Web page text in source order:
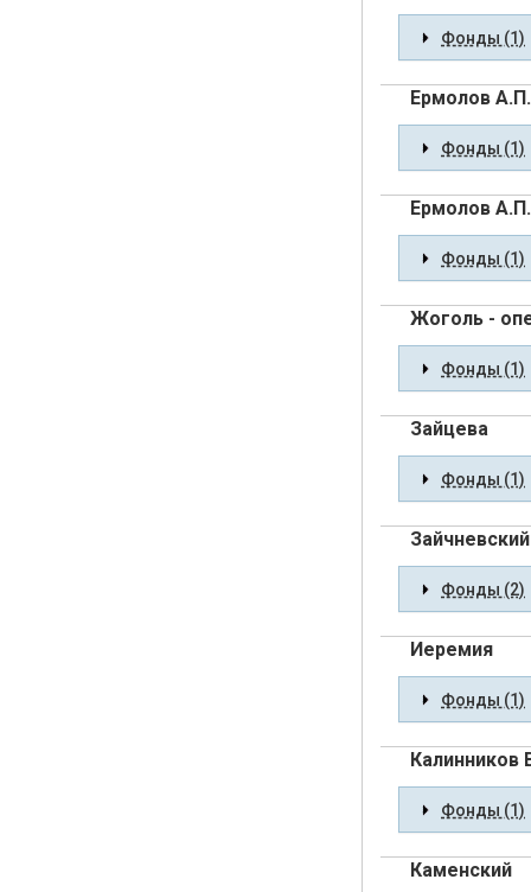
Фонды (1)
Ермолов А.П.
Фонды (1)
Ермолов А.П.
Фонды (1)
Жоголь -
Фонды (1)
Зайцева
Фонды (1)
Фонды (2)
Иеремия
Фонды (1)
Калинников
Фонды (1)
Каменский